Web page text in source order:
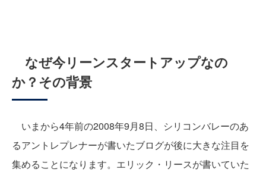
なぜ今リーンスタートアップなの
か？その背景
いまから4年前の2008年9月8日、シリコンバレーのあ
るアントレプレナーが書いたブログが後に大きな注目を
集めることになります。エリック・リースが書いていた